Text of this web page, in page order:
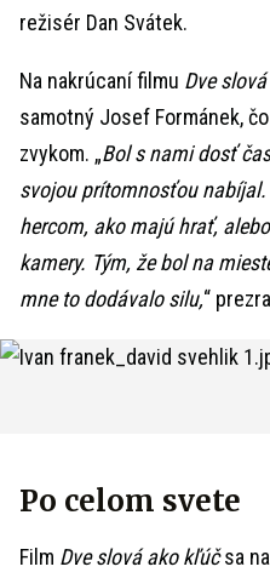
režisér Dan Svátek.
Na nakrúcaní filmu Dve
samotný Josef Formánek,
zvykom. „Bol s nami dosť
svojou prítomnosťou
hercom, ako majú hrať,
kamery. Tým, že bol na
mne to dodávalo silu,“
Po celom svete
Film Dve slová ako kľúčsa